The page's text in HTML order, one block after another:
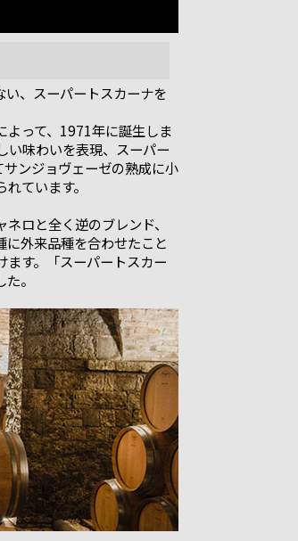
、スーパートスカーナを
よって、1971年に誕生しま
い味わいを表現、スーパー
ンジョヴェーゼの熟成に小
ています。
ロと全く逆のブレンド、
に外来品種を合わせたこと
す。「スーパートスカー
。